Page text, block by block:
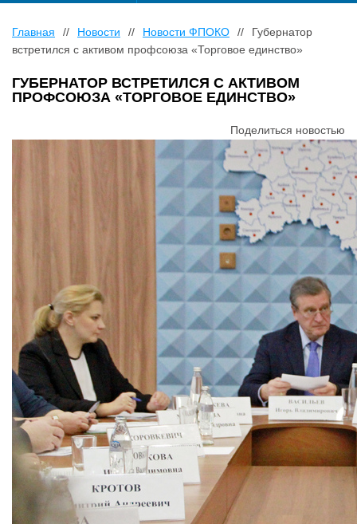
Главная // Новости // Новости ФПОКО //
Губернатор
встретился с активом профсоюза «Торговое единство»
ГУБЕРНАТОР ВСТРЕТИЛСЯ С АКТИВОМ
ПРОФСОЮЗА «ТОРГОВОЕ ЕДИНСТВО»
Поделиться новостью